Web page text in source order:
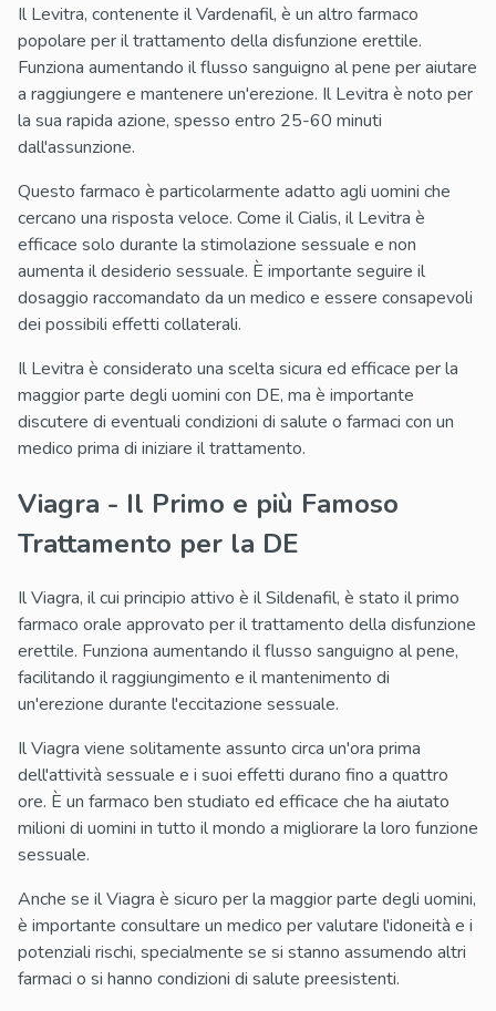
Il Levitra, contenente il Vardenafil, è un altro farmaco
popolare per il trattamento della disfunzione erettile.
Funziona aumentando il flusso sanguigno al pene per aiutare
a raggiungere e mantenere un'erezione. Il Levitra è noto per
la sua rapida azione, spesso entro 25-60 minuti
dall'assunzione.
Questo farmaco è particolarmente adatto agli uomini che
cercano una risposta veloce. Come il Cialis, il Levitra è
efficace solo durante la stimolazione sessuale e non
aumenta il desiderio sessuale. È importante seguire il
dosaggio raccomandato da un medico e essere consapevoli
dei possibili effetti collaterali.
Il Levitra è considerato una scelta sicura ed efficace per la
maggior parte degli uomini con DE, ma è importante
discutere di eventuali condizioni di salute o farmaci con un
medico prima di iniziare il trattamento.
Viagra - Il Primo e più Famoso
Trattamento per la DE
Il Viagra, il cui principio attivo è il Sildenafil, è stato il primo
farmaco orale approvato per il trattamento della disfunzione
erettile. Funziona aumentando il flusso sanguigno al pene,
facilitando il raggiungimento e il mantenimento di
un'erezione durante l'eccitazione sessuale.
Il Viagra viene solitamente assunto circa un'ora prima
dell'attività sessuale e i suoi effetti durano fino a quattro
ore. È un farmaco ben studiato ed efficace che ha aiutato
milioni di uomini in tutto il mondo a migliorare la loro funzione
sessuale.
Anche se il Viagra è sicuro per la maggior parte degli uomini,
è importante consultare un medico per valutare l'idoneità e i
potenziali rischi, specialmente se si stanno assumendo altri
farmaci o si hanno condizioni di salute preesistenti.